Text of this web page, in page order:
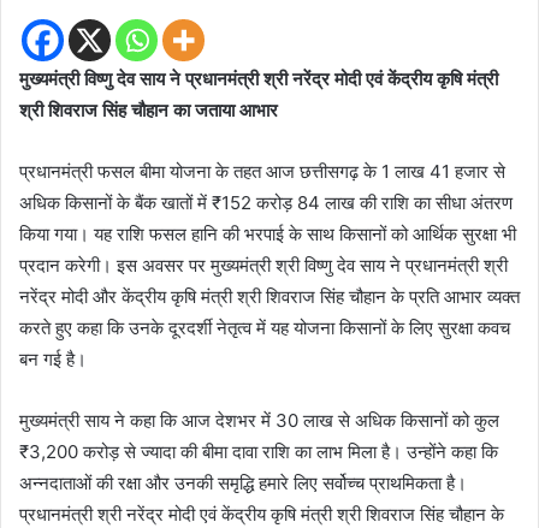
मुख्यमंत्री विष्णु देव साय ने प्रधानमंत्री श्री नरेंद्र मोदी एवं केंद्रीय कृषि मंत्री
श्री शिवराज सिंह चौहान का जताया आभार
प्रधानमंत्री फसल बीमा योजना के तहत आज छत्तीसगढ़ के 1 लाख 41 हजार से
अधिक किसानों के बैंक खातों में ₹152 करोड़ 84 लाख की राशि का सीधा अंतरण
किया गया। यह राशि फसल हानि की भरपाई के साथ किसानों को आर्थिक सुरक्षा भी
प्रदान करेगी। इस अवसर पर मुख्यमंत्री श्री विष्णु देव साय ने प्रधानमंत्री श्री
नरेंद्र मोदी और केंद्रीय कृषि मंत्री श्री शिवराज सिंह चौहान के प्रति आभार व्यक्त
करते हुए कहा कि उनके दूरदर्शी नेतृत्व में यह योजना किसानों के लिए सुरक्षा कवच
बन गई है।
मुख्यमंत्री साय ने कहा कि आज देशभर में 30 लाख से अधिक किसानों को कुल
₹3,200 करोड़ से ज्यादा की बीमा दावा राशि का लाभ मिला है। उन्होंने कहा कि
अन्नदाताओं की रक्षा और उनकी समृद्धि हमारे लिए सर्वोच्च प्राथमिकता है।
प्रधानमंत्री श्री नरेंद्र मोदी एवं केंद्रीय कृषि मंत्री श्री शिवराज सिंह चौहान के